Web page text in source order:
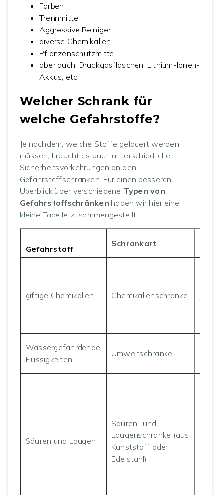
Farben
Trennmittel
Aggressive Reiniger
diverse Chemikalien
Pflanzenschutzmittel
aber auch: Druckgasflaschen, Lithium-Ionen-
Akkus, etc.
Welcher Schrank für
welche Gefahrstoffe?
Je nachdem, welche Stoffe gelagert werden
müssen, braucht es auch unterschiedliche
Sicherheitsvorkehrungen an den
Gefahrstoffschränken. Für einen besseren
Überblick über verschiedene Typen von
Gefahrstoffschränken haben wir hier eine
kleine Tabelle zusammengestellt.
Gefahrstoff
Schrankart
giftige Chemikalien Chemikalienschränke
Wassergefährdende
Flüssigkeiten
Umweltschränke
Säuren und Laugen
Säuren- und
Laugenschränke (aus
Kunststoff oder
Edelstahl)